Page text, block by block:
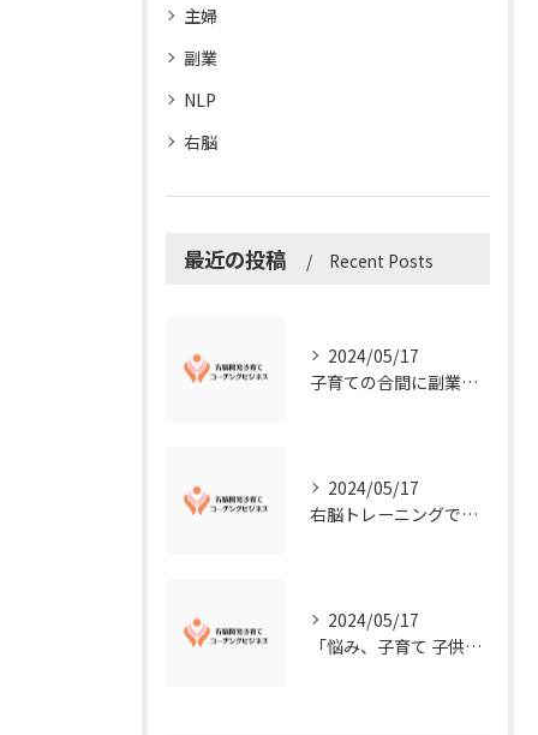
主婦
副業
NLP
右脳
最近の投稿 Recent Posts
2024/05/17
子育ての合間に副業コーチングで収入アップ！右脳開発子育てコーチングビジネスの可能性とは？
2024/05/17
右脳トレーニングで視覚的センスを磨こう！
2024/05/17
「悩み、子育て 子供の発達」を解決する右脳開発子育てコーチングビジネス業界の魅力とは？